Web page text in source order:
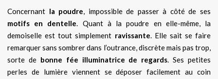
Concernant la poudre, impossible de passer à côté de ses
motifs en dentelle. Quant à la poudre en elle-même, la
demoiselle est tout simplement ravissante. Elle sait se faire
remarquer sans sombrer dans l’outrance, discrète mais pas trop,
sorte de bonne fée illuminatrice de regards. Ses petites
perles de lumière viennent se déposer facilement au coin